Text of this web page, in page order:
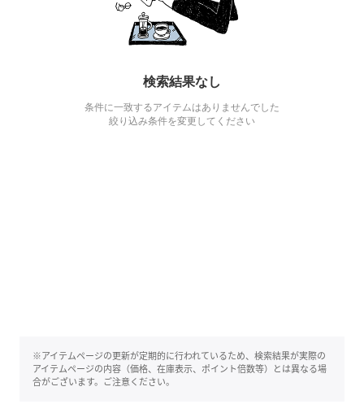
検索結果なし
条件に一致するアイテムはありませんでした
絞り込み条件を変更してください
※アイテムページの更新が定期的に行われているため、検索結果が実際の
アイテムページの内容（価格、在庫表示、ポイント倍数等）とは異なる場
合がございます。ご注意ください。